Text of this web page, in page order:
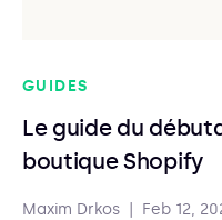
GUIDES
Le guide du
boutique Shopify
Maxim Drkos Feb 12,